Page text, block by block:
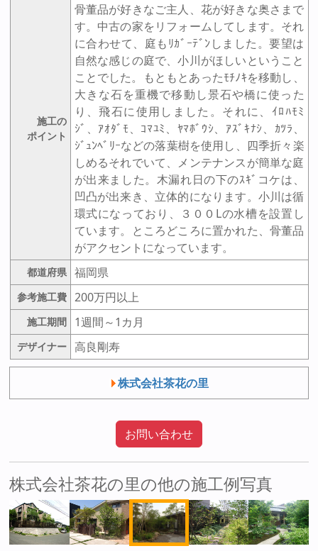
施工の
ポイント
骨董品が好きなご主人、花が好きな奥さまで
す。中古の家をリフォームしてします。それ
に合わせて、庭もﾘｶﾞｰﾃﾞﾝしました。要望は
自然な感じの庭で、小川がほしいということ
ことでした。もともとあったﾓﾁﾉｷを移動し、
大きな石を重機で移動し景石や橋に使った
り、飛石に使用しました。それに、ｲﾛﾊﾓﾐ
ｼﾞ、ｱｵﾀﾞﾓ、ｺﾏﾕﾐ、ﾔﾏﾎﾞｳｼ、ｱｽﾞｷﾅｼ、ｶﾂﾗ、
ｼﾞｭﾝﾍﾞﾘｰなどの落葉樹を使用し、四季折々楽
しめるそれでいて、メンテナンスが簡単な庭
が出来ました。木漏れ日の下のｽｷﾞコケは、
凹凸が出来き、立体的になります。小川は循
環式になっており、３００Lの水槽を設置し
ています。ところどころに置かれた、骨董品
がアクセントになっています。
都道府県 福岡県
参考施工費 200万円以上
施工期間 1週間～1カ月
デザイナー 高良剛寿
株式会社茶花の里
お問い合わせ
株式会社茶花の里の他の施工例写真